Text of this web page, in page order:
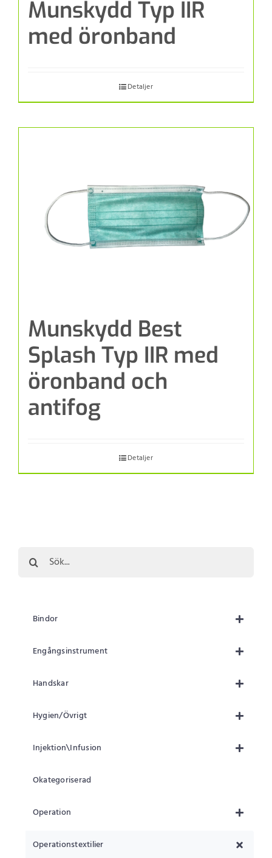
Munskydd Typ IIR
med öronband
Detaljer
Munskydd Best
Splash Typ IIR med
öronband och
antifog
Detaljer
efter:
Bindor
Engångsinstrument
Handskar
Hygien/Övrigt
Injektion\Infusion
Okategoriserad
Operation
Operationstextilier